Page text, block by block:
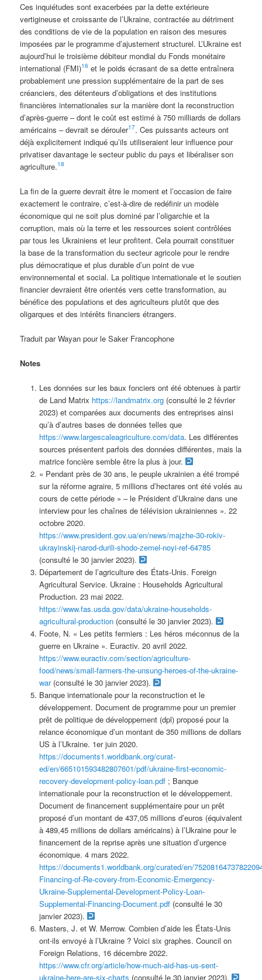
Ces inquiétudes sont exacerbées par la dette extérieure
vertigineuse et croissante de l’Ukraine, contractée au détriment
des conditions de vie de la population en raison des mesures
imposées par le programme d’ajustement structurel. L’Ukraine est
aujourd’hui le troisième débiteur mondial du Fonds monétaire
international (FMI)16 et le poids écrasant de sa dette entraînera
probablement une pression supplémentaire de la part de ses
créanciers, des détenteurs d’obligations et des institutions
financières internationales sur la manière dont la reconstruction
d’après-guerre – dont le coût est estimé à 750 milliards de dollars
américains – devrait se dérouler17. Ces puissants acteurs ont
déjà explicitement indiqué qu’ils utiliseraient leur influence pour
privatiser davantage le secteur public du pays et libéraliser son
agriculture.18
La fin de la guerre devrait être le moment et l’occasion de faire
exactement le contraire, c’est-à-dire de redéfinir un modèle
économique qui ne soit plus dominé par l’oligarchie et la
corruption, mais où la terre et les ressources soient contrôlées
par tous les Ukrainiens et leur profitent. Cela pourrait constituer
la base de la transformation du secteur agricole pour le rendre
plus démocratique et plus durable d’un point de vue
environnemental et social. La politique internationale et le soutien
financier devraient être orientés vers cette transformation, au
bénéfice des populations et des agriculteurs plutôt que des
oligarques et des intérêts financiers étrangers.
Traduit par Wayan pour le Saker Francophone
Notes
Les données sur les baux fonciers ont été obtenues à partir
de Land Matrix https://landmatrix.org(consulté le 2 février
2023) et comparées aux documents des entreprises ainsi
qu’à d’autres bases de données telles que
https://www.largescaleagriculture.com/data. Les différentes
sources présentent parfois des données différentes, mais la
matrice foncière semble être la plus à jour.
« Pendant près de 30 ans, le peuple ukrainien a été trompé
sur la réforme agraire, 5 millions d’hectares ont été volés au
cours de cette période » – le Président d’Ukraine dans une
interview pour les chaînes de télévision ukrainiennes ». 22
octobre 2020.
https://www.president.gov.ua/en/news/majzhe-30-rokiv-
ukrayinskij-narod-durili-shodo-zemel-noyi-ref-64785
(consulté le 30 janvier 2023).
Département de l’agriculture des États-Unis. Foreign
Agricultural Service. Ukraine : Households Agricultural
Production. 23 mai 2022.
https://www.fas.usda.gov/data/ukraine-households-
agricultural-production(consulté le 30 janvier 2023).
Foote, N. « Les petits fermiers : Les héros méconnus de la
guerre en Ukraine ». Euractiv. 20 avril 2022.
https://www.euractiv.com/section/agriculture-
food/news/small-farmers-the-unsung-heroes-of-the-ukraine-
war(consulté le 30 janvier 2023).
Banque internationale pour la reconstruction et le
développement. Document de programme pour un premier
prêt de politique de développement (dpl) proposé pour la
relance économique d’un montant de 350 millions de dollars
US à l’Ukraine. 1er juin 2020.
https://documents1.worldbank.org/curat-
ed/en/665101593482807601/pdf/ukraine-first-economic-
recovery-development-policy-loan.pdf; Banque
internationale pour la reconstruction et le développement.
Document de financement supplémentaire pour un prêt
proposé d’un montant de 437,05 millions d’euros (équivalent
à 489,45 millions de dollars américains) à l’Ukraine pour le
financement de la reprise après une situation d’urgence
économique. 4 mars 2022.
https://documents1.worldbank.org/curated/en/
Financing-of-Re-covery-from-Economic-Emergency-
Ukraine-Supplemental-Development-Policy-Loan-
Supplemental-Financing-Document.pdf(consulté le 30
janvier 2023).
Masters, J. et W. Merrow. Combien d’aide les États-Unis
ont-ils envoyé à l’Ukraine ? Voici six graphes. Council on
Foreign Relations, 16 décembre 2022.
https://www.cfr.org/article/how-much-aid-has-us-sent-
ukraine-here-are-six-charts (consulté le 30 janvier 2023).